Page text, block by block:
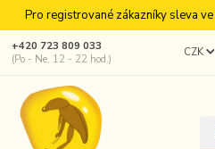
Pro registrované zákazníky sleva
CZK
+420 723 809 033
(Po - Ne, 12 - 22 hod.)